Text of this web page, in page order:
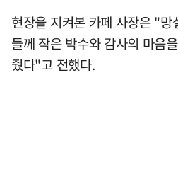
현장을 지켜본 카페 사장은 "
들께 작은 박수와 감사의 마음
줬다"고 전했다.